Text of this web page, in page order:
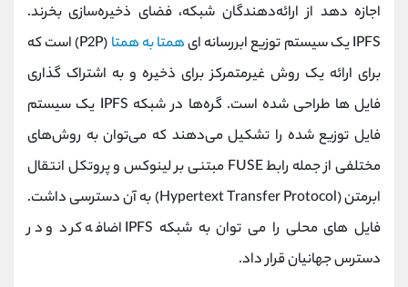
اجازه دهد از ارائه‌دهندگان شبکه، فضای ذخیره‌سازی بخرند.
IPFS یک سیستم توزیع ابررسانه ای
همتا به همتا
(P2P) است که
برای ارائه یک روش غیرمتمرکز برای ذخیره و به اشتراک گذاری
فایل ها طراحی شده است. گره‌ها در شبکه IPFS یک سیستم
فایل توزیع شده را تشکیل می‌دهند که می‌توان به روش‌های
مختلفی از جمله رابط FUSE مبتنی بر لینوکس و پروتکل انتقال
ابرمتن (Hypertext Transfer Protocol) به آن دسترسی داشت.
فایل های محلی را می توان به شبکه IPFS اضافه کرد و در
دسترس جهانیان قرار داد.